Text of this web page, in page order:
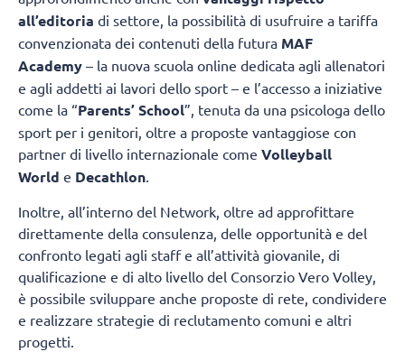
all’editoria di settore, la possibilità di usufruire a tariffa
convenzionata dei contenuti della futura MAF
Academy – la nuova scuola online dedicata agli allenatori
e agli addetti ai lavori dello sport – e l’accesso a iniziative
come la “Parents’ School”, tenuta da una psicologa dello
sport per i genitori, oltre a proposte vantaggiose con
partner di livello internazionale come Volleyball
World e Decathlon
Inoltre, all’interno del Network, oltre ad approfittare
direttamente della consulenza, delle opportunità e del
confronto legati agli staff e all’attività giovanile, di
qualificazione e di alto livello del Consorzio Vero Volley,
è possibile sviluppare anche proposte di rete, condividere
e realizzare strategie di reclutamento comuni e altri
progetti.